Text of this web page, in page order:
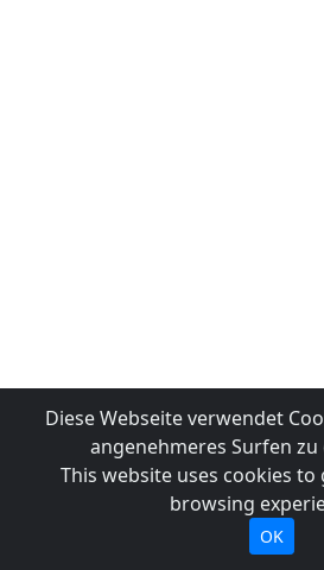
Diese Webseite verwendet
angenehmeres Surfen
This website uses cookies
browsing
OK